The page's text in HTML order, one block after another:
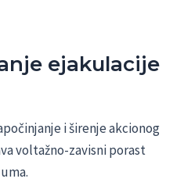
ejakulacije
i širenje akcionog
voltažno-zavisni porast